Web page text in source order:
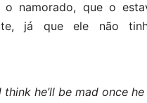
o namorado, que o
já que ele não
think he’ll be mad once